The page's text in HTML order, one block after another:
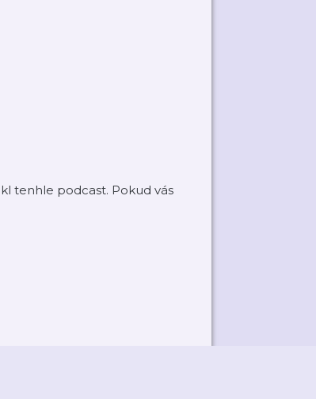
tenhle podcast. Pokud vás